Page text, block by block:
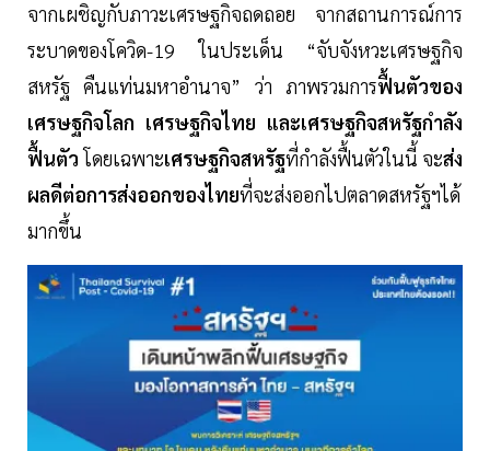
จากเผชิญกับภาวะเศรษฐกิจถดถอย จากสถานการณ์การ
ระบาดของโควิด-19 ในประเด็น “จับจังหวะเศรษฐกิจ
สหรัฐ คืนแท่นมหาอำนาจ” ว่า ภาพรวมการฟื้นตัวของ
เศรษฐกิจโลก เศรษฐกิจไทย และเศรษฐกิจสหรัฐกำลัง
ฟื้นตัวโดยเฉพาะเศรษฐกิจสหรัฐที่กำลังฟื้นตัวในนี้ จะส่ง
ผลดีต่อการส่งออกของไทยที่จะส่งออกไปตลาดสหรัฐฯได้
มากขึ้น